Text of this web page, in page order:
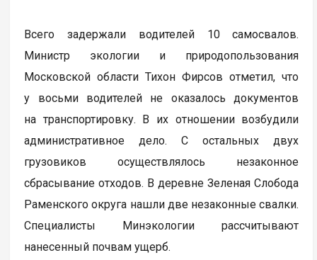
Всего задержали водителей 10 самосвалов.
Министр экологии и природопользования
Московской области Тихон Фирсов отметил, что
у восьми водителей не оказалось документов
на транспортировку. В их отношении возбудили
административное дело. С остальных двух
грузовиков осуществлялось незаконное
сбрасывание отходов. В деревне Зеленая Слобода
Раменского округа нашли две незаконные свалки.
Специалисты Минэкологии рассчитывают
нанесенный почвам ущерб.